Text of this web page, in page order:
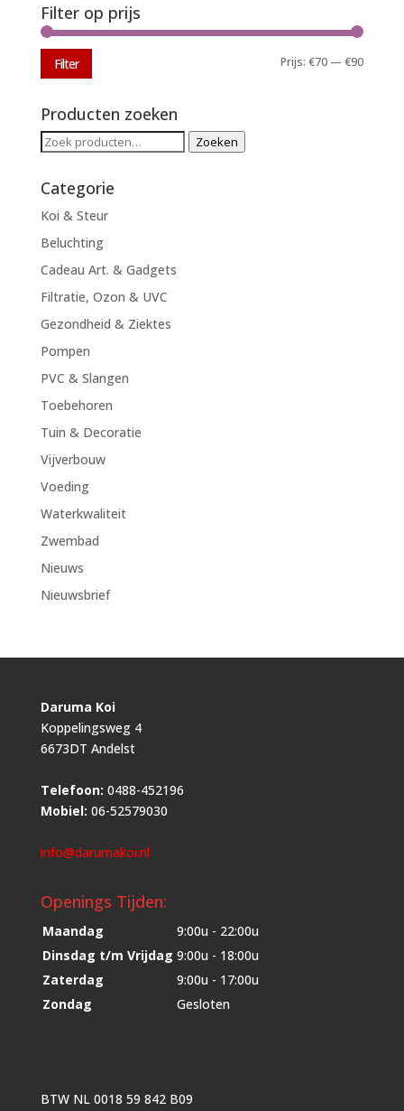
Filter op prijs
Min.
Max.
Filter Prijs:€70 —€90
Producten zoeken
Zoeken
Zoeken
Categorie
Koi & Steur
Beluchting
Cadeau Art. & Gadgets
Filtratie, Ozon & UVC
Gezondheid & Ziektes
Pompen
PVC & Slangen
Toebehoren
Tuin & Decoratie
Vijverbouw
Voeding
Waterkwaliteit
Zwembad
Nieuws
Nieuwsbrief
Daruma Koi
Koppelingsweg 4
6673DT Andelst
Telefoon: 0488-452196
Mobiel: 06-52579030
info@darumakoi.nl
Openings Tijden:
Maandag
9:00u - 22:00u
Dinsdag t/m Vrijdag 9:00u - 18:00u
Zaterdag
9:00u - 17:00u
Zondag
Gesloten
BTW NL 0018 59 842 B09